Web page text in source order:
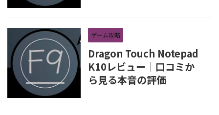
ゲーム攻略
Dragon Touch Notepad
K10レビュー｜口コミか
ら見る本音の評価